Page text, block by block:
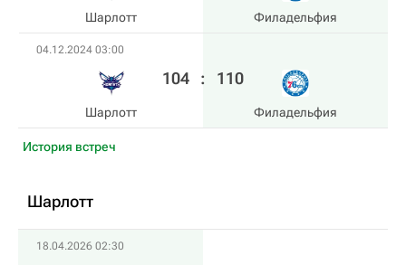
Шарлотт Филадельфия
04.12.2024 03:00
Шарлотт
104 : 110
Филадельфия
История встреч
Шарлотт
18.04.2026 02:30